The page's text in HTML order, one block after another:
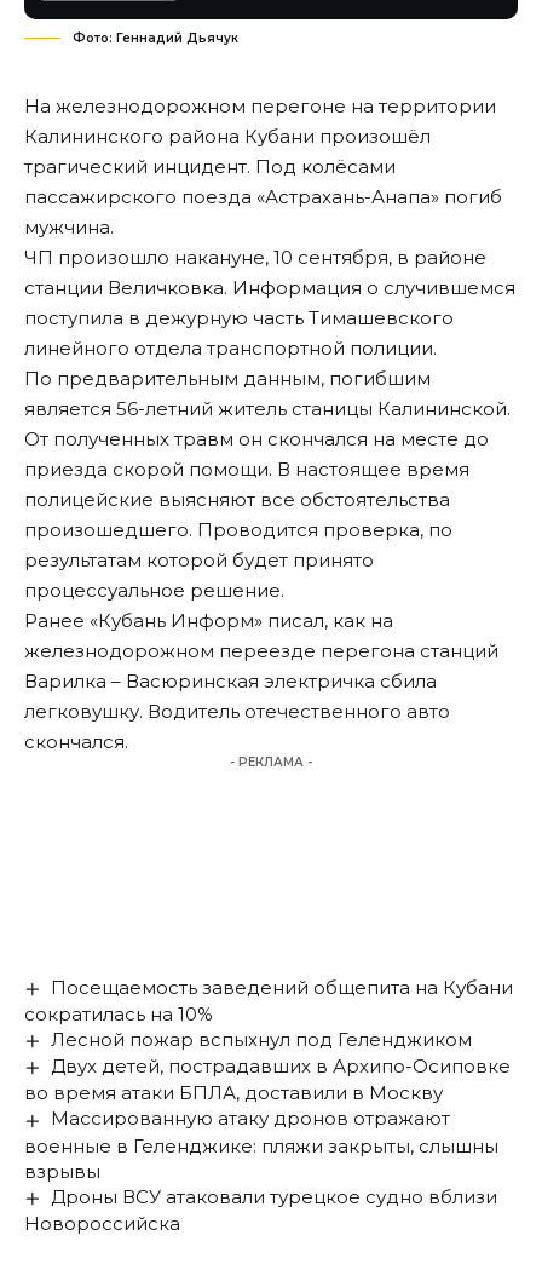
Фото: Геннадий Дьячук
На железнодорожном перегоне на территории
Калининского района Кубани произошёл
трагический инцидент. Под колёсами
пассажирского поезда «Астрахань-Анапа» погиб
мужчина.
ЧП произошло накануне, 10 сентября, в районе
станции Величковка. Информация о случившемся
поступила в дежурную часть Тимашевского
линейного отдела транспортной полиции.
По предварительным данным, погибшим
является 56-летний житель станицы Калининской.
От полученных травм он скончался на месте до
приезда скорой помощи. В настоящее время
полицейские выясняют все обстоятельства
произошедшего. Проводится проверка, по
результатам которой будет принято
процессуальное решение.
Ранее «Кубань Информ» писал, как на
железнодорожном переезде перегона станций
Варилка – Васюринская электричка сбила
легковушку. Водитель отечественного авто
скончался.
- РЕКЛАМА -
Посещаемость заведений общепита на Кубани
сократилась на 10%
Лесной пожар вспыхнул под Геленджиком
Двух детей, пострадавших в Архипо-Осиповке
во время атаки БПЛА, доставили в Москву
Массированную атаку дронов отражают
военные в Геленджике: пляжи закрыты, слышны
взрывы
Дроны ВСУ атаковали турецкое судно вблизи
Новороссийска